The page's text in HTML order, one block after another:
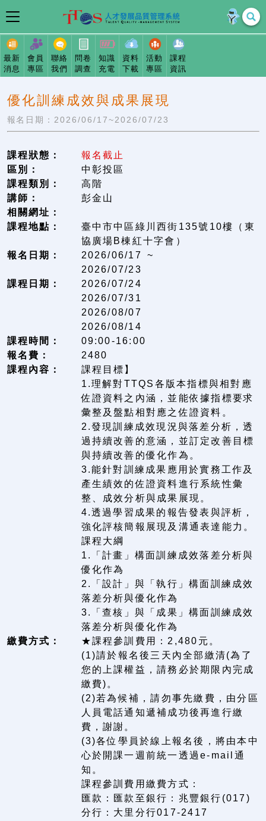
最新
消息
會員
專區
聯絡
我們
問卷
調查
知識
充電
資料
下載
活動
專區
課程
資訊
優化訓練成效與成果展現
報名日期：2026/06/17~2026/07/23
課程狀態：
報名截止
區別：
中彰投區
課程類別：
高階
講師：
彭金山
相關網址：
課程地點：
臺中市中區綠川西街135號10樓（東
協廣場B棟紅十字會）
報名日期：
2026/06/17 ~
2026/07/23
課程日期：
2026/07/24
2026/07/31
2026/08/07
2026/08/14
課程時間：
09:00-16:00
報名費：
2480
課程內容：
課程目標】
1.理解對TTQS各版本指標與相對應
佐證資料之內涵，並能依據指標要求
彙整及盤點相對應之佐證資料。
2.發現訓練成效現況與落差分析，透
過持續改善的意涵，並訂定改善目標
與持續改善的優化作為。
3.能針對訓練成果應用於實務工作及
產生績效的佐證資料進行系統性彙
整、成效分析與成果展現。
4.透過學習成果的報告發表與評析，
強化評核簡報展現及溝通表達能力。
課程大綱
1.「計畫」構面訓練成效落差分析與
優化作為
2.「設計」與「執行」構面訓練成效
落差分析與優化作為
3.「查核」與「成果」構面訓練成效
落差分析與優化作為
繳費方式：
★課程參訓費用：2,480元。
(1)請於報名後三天內全部繳清(為了
您的上課權益，請務必於期限內完成
繳費)。
(2)若為候補，請勿事先繳費，由分區
人員電話通知遞補成功後再進行繳
費，謝謝。
(3)各位學員於線上報名後，將由本中
心於開課一週前統一透過e-mail通
知。
課程參訓費用繳費方式：
匯款：匯款至銀行：兆豐銀行(017)
分行：大里分行017-2417